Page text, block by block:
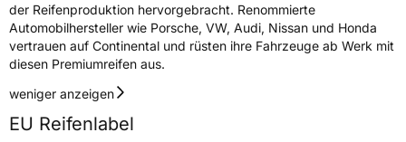
der Reifenproduktion hervorgebracht. Renommierte
Automobilhersteller wie Porsche, VW, Audi, Nissan und Honda
vertrauen auf Continental und rüsten ihre Fahrzeuge ab Werk mit
diesen Premiumreifen aus.
weniger anzeigen
EU Reifenlabel